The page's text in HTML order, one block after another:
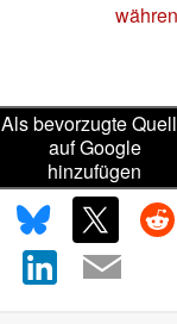
Als bevorzugte
auf Google
hinzufügen